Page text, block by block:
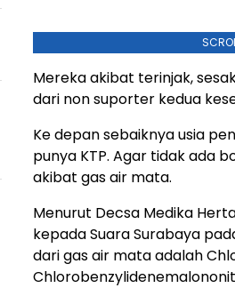
Mereka akibat terinjak,
dari non suporter kedua
Ke depan sebaiknya usia
punya KTP. Agar tidak ada
akibat gas air mata.
Menurut Decsa Medika
kepada Suara Surabaya
dari gas air mata adalah